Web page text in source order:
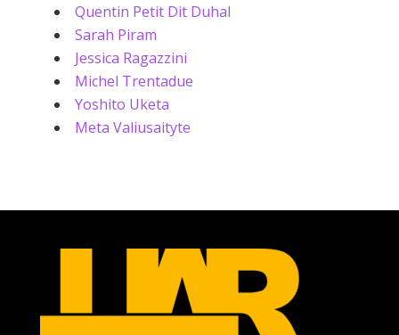
Quentin Petit Dit Duhal
Sarah Piram
Jessica Ragazzini
Michel Trentadue
Yoshito Uketa
Meta Valiusaityte